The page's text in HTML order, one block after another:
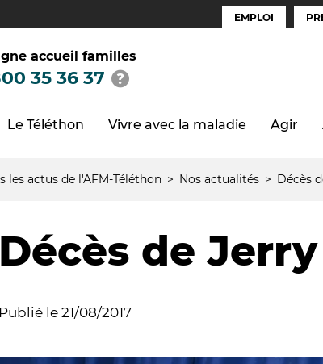
Espaces
EMPLOI
accueil familles
35 36 37
Le Téléthon Vivre avec la maladie Agir
les actus de l'AFM-Téléthon Nos actualités Décès
Décès de
Publié le 21/08/2017